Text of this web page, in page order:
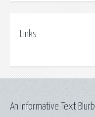
Links
An Informative Text Blurb